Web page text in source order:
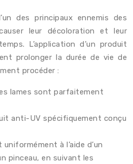
des principaux ennemis des
leur décoloration et leur
L’application d’un produit
prolonger la durée de vie de
procéder :
lames sont parfaitement
anti-UV spécifiquement conçu
à l’aide d’un
pinceau, en suivant les